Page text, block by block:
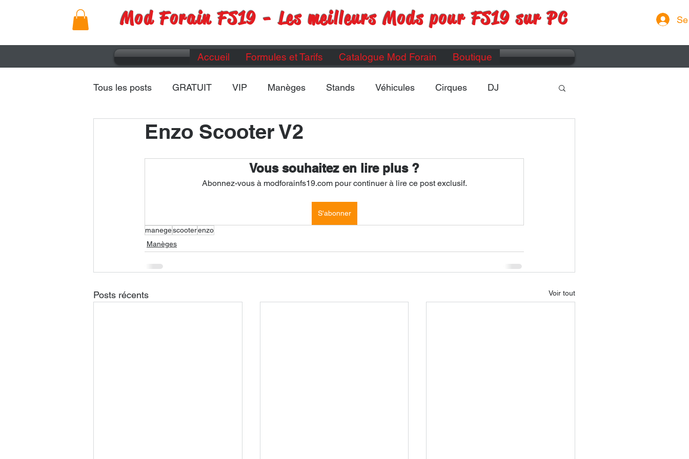
Mod Forain FS19 - Les meilleurs Mods pour FS19 sur PC
Accueil Formules et Tarifs Catalogue Mod Forain Boutique
Tous les posts GRATUIT VIP Manèges Stands Véhicules Cirques DJ
Remorques Caravanes Maps Divers
Enzo Scooter V2
Vous souhaitez en lire plus ?
Abonnez-vous à modforainfs19.com pour continuer à lire ce post exclusif.
S'abonner
manegescooterenzo
Manèges
Posts récents Voir tout